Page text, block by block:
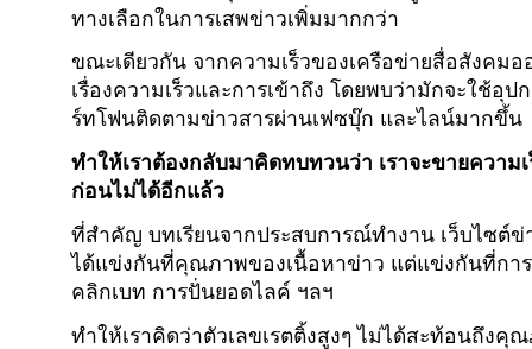
ทางเลือกในการเสพข่าวเพิ่มมากกว่า
ขณะเดียวกัน จากความเร็วของเครือข่ายสื่อสังคม
เรื่องความเร็วและการเข้าถึง โดยพบว่ามักจะใช้อุ
ร์ทโฟนติดตามข่าวสารผ่านเฟซบุ๊ก และไลน์มากขึ้น
ทำให้เราต้องกลับมาคิดทบทวนว่า เราจะขายความ
ก่อนไม่ได้อีกแล้ว
ที่สำคัญ บทเรียนจากประสบการณ์ทำงาน เว็บไซต์
ได้แข่งกันที่คุณภาพของเนื้อหาข่าว แต่แข่งกันที่กา
คลิกเบท การปั่นยอดไลค์ ฯลฯ
ทำให้เราคิดว่าตัวเลขเรตติ้งสูงๆ ไม่ได้สะท้อนถึงคุ